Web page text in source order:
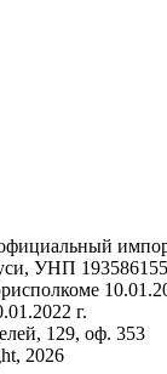
УНП 193586155
г.
129, оф. 353
2026